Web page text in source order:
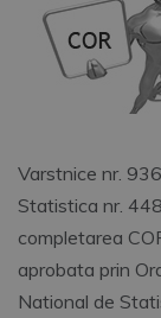
Varstnice nr.
Statistica nr.
completarea
aprobata prin
National de